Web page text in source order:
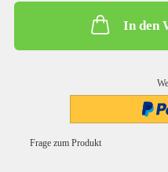
In den
Frage zum Produkt